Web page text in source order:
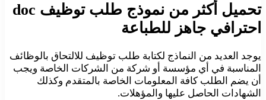
تحميل أكثر من نموذج طلب توظيف doc
احترافي جاهز للطباعة
يوجد العديد من النماذج لكتابة طلب توظيف للالتحاق بالوظائف
المناسبة في أي مؤسسة أو شركة من الشركات الخاصة ويجب
أن يضم الطلب كافة المعلومات الخاصة بالمتقدم وكذلك
الشهادات الحاصل عليها والمؤهلات.